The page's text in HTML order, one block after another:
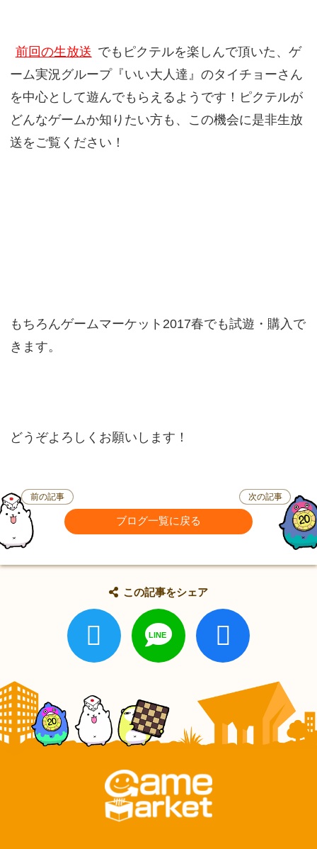
前回の生放送 でもピクテルを楽しんで頂いた、ゲ
ーム実況グループ『いい大人達』のタイチョーさん
を中心として遊んでもらえるようです！ピクテルが
どんなゲームか知りたい方も、この機会に是非生放
送をご覧ください！
もちろんゲームマーケット2017春でも試遊・購入で
きます。
どうぞよろしくお願いします！
前の記事
ブログ一覧に戻る
次の記事
この記事をシェア